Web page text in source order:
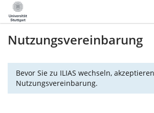
Nutzungsvereinbarung
Bevor Sie zu ILIAS wechseln,
Nutzungsvereinbarung.